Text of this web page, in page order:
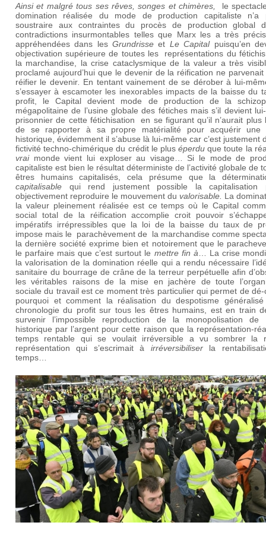
Ainsi et malgré tous ses rêves, songes et chimères, le
domination réalisée du mode de production capitaliste n’a
soustraire aux contraintes du procès de production global
contradictions insurmontables telles que Marx les a très
appréhendées dans lesGrundrisse et Le Capitalpuisqu’en
objectivation supérieure de toutes les représentations du
la marchandise, la crise cataclysmique de la valeur a très
proclamé aujourd’hui que le devenir de la réification ne
réifier le devenir. En tentant vainement de se dérober à lui-
s’essayer à escamoter les inexorables impacts de la baisse du
profit, le Capital devient mode de production de la
mégapolitaine de l’usine globale des fétiches mais s’il devient
prisonnier de cette fétichisation en se figurant qu’il n’aurait plus
de se rapporter à sa propre matérialité pour acquérir une
historique, évidemment il s’abuse là lui-même car c’est justement
fictivité techno-chimérique du crédit le pluséperdu que toute la
vrai monde vient lui exploser au visage… Si le mode de
capitaliste est bien le résultat déterministe de l’activité globale de
êtres humains capitalisés, cela présume que la
capitalisable qui rend justement possible la capitalisation
objectivement reproduire le mouvement du valorisable. La
la valeur pleinement réalisée est ce temps où le Capital
social total de la réification accomplie croit pouvoir
impératifs irrépressibles que la loi de la baisse du taux de
impose mais le parachèvement de la marchandise comme
la dernière société exprime bien et notoirement que le
le parfaire mais que c’est surtout le mettre fin à … La crise
la valorisation de la domination réelle qui a rendu nécessaire
sanitaire du bourrage de crâne de la terreur perpétuelle afin
les véritables raisons de la mise en jachère de toute
sociale du travail est ce moment très particulier qui permet de dé-
pourquoi et comment la réalisation du despotisme
chronologie du profit sur tous les êtres humains, est en train
survenir l’impossible reproduction de la
monopolisation
historique par l’argent pour cette raison que la représentation-
temps rentable qui se voulait irréversible a vu sombrer la
représentation qui s’escrimait à irréversibiliser la
temps…